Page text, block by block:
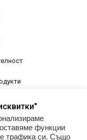
функции
трафика си. Също